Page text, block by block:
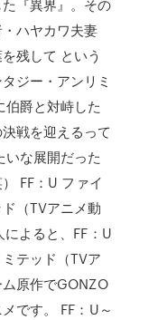
『異界』。その
ハヤカワ夫妻
残して という
ジー・アンリミ
爵と対峙した
戦を迎えるって
な展開だった
FF：U ファイ
（TVアニメ動
よると、FF：U
テッド（TVア
原作でGONZO
です。 FF：U～